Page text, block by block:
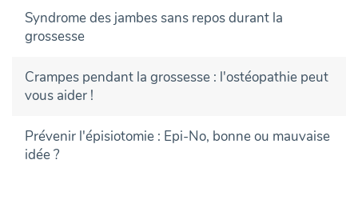
Syndrome des jambes sans repos durant la
grossesse
Crampes pendant la grossesse : l'ostéopathie peut
vous aider !
Prévenir l'épisiotomie : Epi-No, bonne ou mauvaise
idée ?